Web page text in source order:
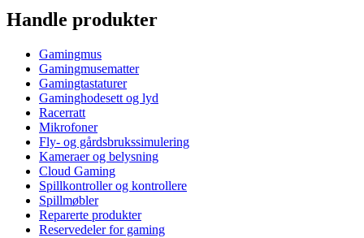
Handle produkter
Gamingmus
Gamingmusematter
Gamingtastaturer
Gaminghodesett og lyd
Racerratt
Mikrofoner
Fly- og gårdsbrukssimulering
Kameraer og belysning
Cloud Gaming
Spillkontroller og kontrollere
Spillmøbler
Reparerte produkter
Reservedeler for gaming